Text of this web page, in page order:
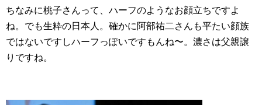
ちなみに桃子さんって、ハーフのようなお顔立ちですよ
ね。でも生粋の日本人。確かに阿部祐二さんも平たい顔族
ではないですしハーフっぽいですもんね〜。濃さは父親譲
りですね。